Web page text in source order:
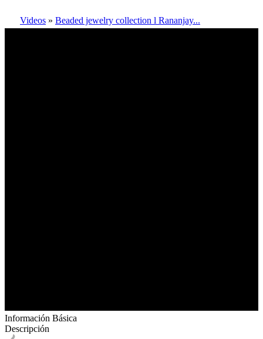
Videos » Beaded jewelry collection l Rananjay...
Información Básica
Descripción